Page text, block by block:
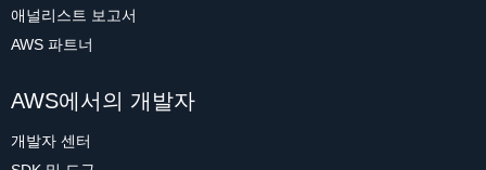
애널리스트 보고서
AWS 파트너
AWS에서의 개발자
개발자 센터